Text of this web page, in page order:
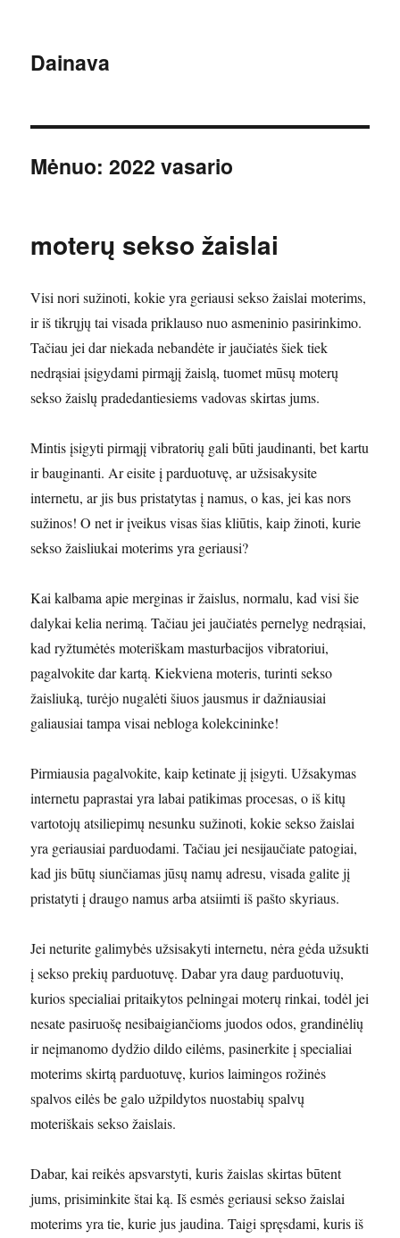
Dainava
Mėnuo:2022 vasario
moterų sekso žaislai
Visi nori sužinoti, kokie yra geriausi sekso žaislai moterims,
ir iš tikrųjų tai visada priklauso nuo asmeninio pasirinkimo.
Tačiau jei dar niekada nebandėte ir jaučiatės šiek tiek
nedrąsiai įsigydami pirmąjį žaislą, tuomet mūsų moterų
sekso žaislų pradedantiesiems vadovas skirtas jums.
Mintis įsigyti pirmąjį vibratorių gali būti jaudinanti, bet kartu
ir bauginanti. Ar eisite į parduotuvę, ar užsisakysite
internetu, ar jis bus pristatytas į namus, o kas, jei kas nors
sužinos! O net ir įveikus visas šias kliūtis, kaip žinoti, kurie
sekso žaisliukai moterims yra geriausi?
Kai kalbama apie merginas ir žaislus, normalu, kad visi šie
dalykai kelia nerimą. Tačiau jei jaučiatės pernelyg nedrąsiai,
kad ryžtumėtės moteriškam masturbacijos vibratoriui,
pagalvokite dar kartą. Kiekviena moteris, turinti sekso
žaisliuką, turėjo nugalėti šiuos jausmus ir dažniausiai
galiausiai tampa visai nebloga kolekcininke!
Pirmiausia pagalvokite, kaip ketinate jį įsigyti. Užsakymas
internetu paprastai yra labai patikimas procesas, o iš kitų
vartotojų atsiliepimų nesunku sužinoti, kokie sekso žaislai
yra geriausiai parduodami. Tačiau jei nesijaučiate patogiai,
kad jis būtų siunčiamas jūsų namų adresu, visada galite jį
pristatyti į draugo namus arba atsiimti iš pašto skyriaus.
Jei neturite galimybės užsisakyti internetu, nėra gėda užsukti
į sekso prekių parduotuvę. Dabar yra daug parduotuvių,
kurios specialiai pritaikytos pelningai moterų rinkai, todėl jei
nesate pasiruošę nesibaigiančioms juodos odos, grandinėlių
ir neįmanomo dydžio dildo eilėms, pasinerkite į specialiai
moterims skirtą parduotuvę, kurios laimingos rožinės
spalvos eilės be galo užpildytos nuostabių spalvų
moteriškais sekso žaislais.
Dabar, kai reikės apsvarstyti, kuris žaislas skirtas būtent
jums, prisiminkite štai ką. Iš esmės geriausi sekso žaislai
moterims yra tie, kurie jus jaudina. Taigi spręsdami, kuris iš